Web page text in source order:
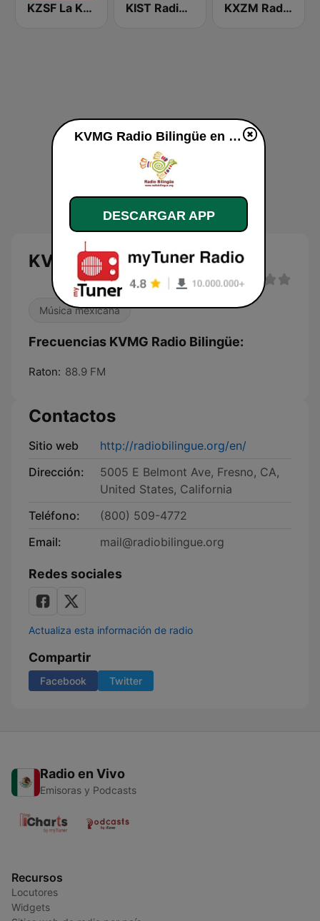
KZSF La Kaliente 1370 AM KIST Radio Bronco 107.7 FM KXZM Radio Lazer 93.7 FM
KVMG Radio Bilingüe
Música mexicana
Frecuencias KVMG Radio Bilingüe:
Raton: 88.9 FM
Contactos
Sitio web
http://radiobilingue.org/en/
Dirección:
5005 E Belmont Ave, Fresno, CA,
United States, California
Teléfono:
(800) 509-4772
Email:
mail@radiobilingue.org
Redes sociales
Actualiza esta información de radio
Compartir
Facebook Twitter
Radio en Vivo
Emisoras y Podcasts
Recursos
Locutores
Widgets
KVMG Radio Bilingüe en vivo
DESCARGAR APP